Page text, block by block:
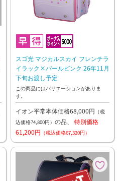
スゴ光 マジカルスカイ フレンチラ
イラック×パールピンク 26年11月
下旬お渡し予定
この商品にはバリエーションがありま
す。
イオン平常本体価格68,000円 （税
込価格74,800円） の品、 特別価格
61,200円 （税込価格67,320円）